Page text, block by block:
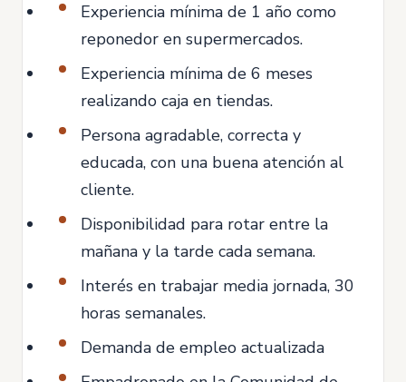
Experiencia mínima de 1 año como
reponedor en supermercados.
Experiencia mínima de 6 meses
realizando caja en tiendas.
Persona agradable, correcta y
educada, con una buena atención al
cliente.
Disponibilidad para rotar entre la
mañana y la tarde cada semana.
Interés en trabajar media jornada, 30
horas semanales.
Demanda de empleo actualizada